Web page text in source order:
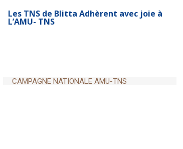
CAMPAGNE NATIONALE AMU-TNS